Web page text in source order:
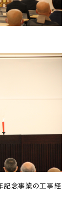
記念事業の工事経